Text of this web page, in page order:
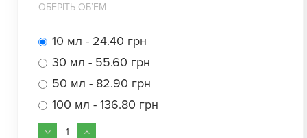
ОБЕРІТЬ ОБʼЕМ
10 мл - 24.40 грн
30 мл - 55.60 грн
50 мл - 82.90 грн
100 мл - 136.80 грн